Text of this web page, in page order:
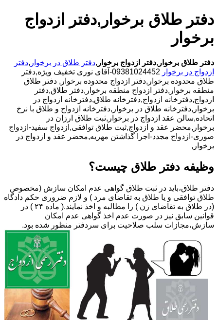
دفتر طلاق برخوار,دفتر ازدواج
برخوار
دفتر طلاق برخوار ,دفتر ازدواج برخوار ,دفتر طلاق در برخوار ,دفتر
ازدواج در برخوار
09381024452-آقای نوری تخفیف ویژه,دفتر
طلاق محدوده برخوار,دفتر ازدواج محدوده برخوار, دفتر طلاق
منطقه برخوار,دفتر ازدواج منطقه برخوار,دفتر طلاق,دفتر
ازدواج,دفترخانه ازدواج,دفترخانه طلاق,دفترخانه ازدواج در
برخوار,دفترخانه طلاق در برخوار,دفترخانه ازدواج و طلاق با نرخ
اتحاده,سالن عقد ازدواج در برخوار,ثبت طلاق ارزان در
برخوار,محضر عقد و ازدواج,ثبت طلاق توافقی,ازدواج سفید-ازدواج
صوری-ازدواج مجدد-اجرا گذاشتن مهریه,محضر عقد و ازدواج در
برخوار,
وظیفه دفتر طلاق چیست؟
دفتر طلاق،باید در ثبت طلاق گواهی عدم امکان سازش (مخصوص
طلاق توافقی و یا طلاق به تقاضای مرد ) و لازم ضروری حکم دادگاه
(در طلاق به تقاضای زن ) را مطالبه و اخذ نمایند.( ماده ۲۴ ) در
قوانین سابق نیز در صورت عدم اخذ گواهی عدم امکان
سازش،مجازات سلب صلاحیت برای سردفتر منظور شده بود.